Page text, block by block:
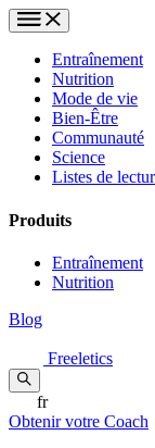
Entraînement
Nutrition
Mode de vie
Bien-Être
Communauté
Science
Listes de
Produits
Entraînement
Nutrition
Blog
Freeletics
fr
Obtenir votre Coach